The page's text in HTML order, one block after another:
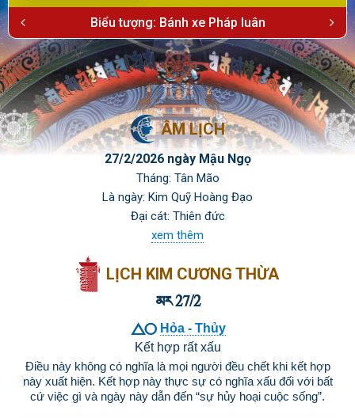
Biểu tượng: Bánh xe Pháp luân
ÂM LỊCH
27/2/2026 ngày Mậu Ngọ
Tháng: Tân Mão
Là ngày: Kim Quỹ Hoàng Đạo
Đại cát: Thiên đức
xem thêm
LỊCH KIM CƯƠNG THỪA
 27/2
 Hỏa - Thủy
Kết hợp rất xấu
Điều này không có nghĩa là mọi người đều chết khi kết hợp
này xuất hiện. Kết hợp này thực sự có nghĩa xấu đối với bất
cứ việc gì và ngày này dẫn đến “sự hủy hoại cuộc sống”.